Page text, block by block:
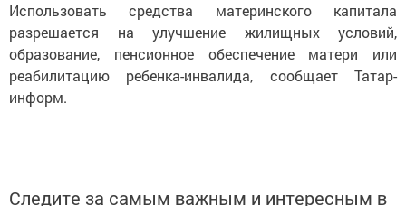
Использовать средства материнского капитала
разрешается на улучшение жилищных условий,
образование, пенсионное обеспечение матери или
реабилитацию ребенка-инвалида, сообщает Татар-
информ.
Следите за самым важным и интересным в